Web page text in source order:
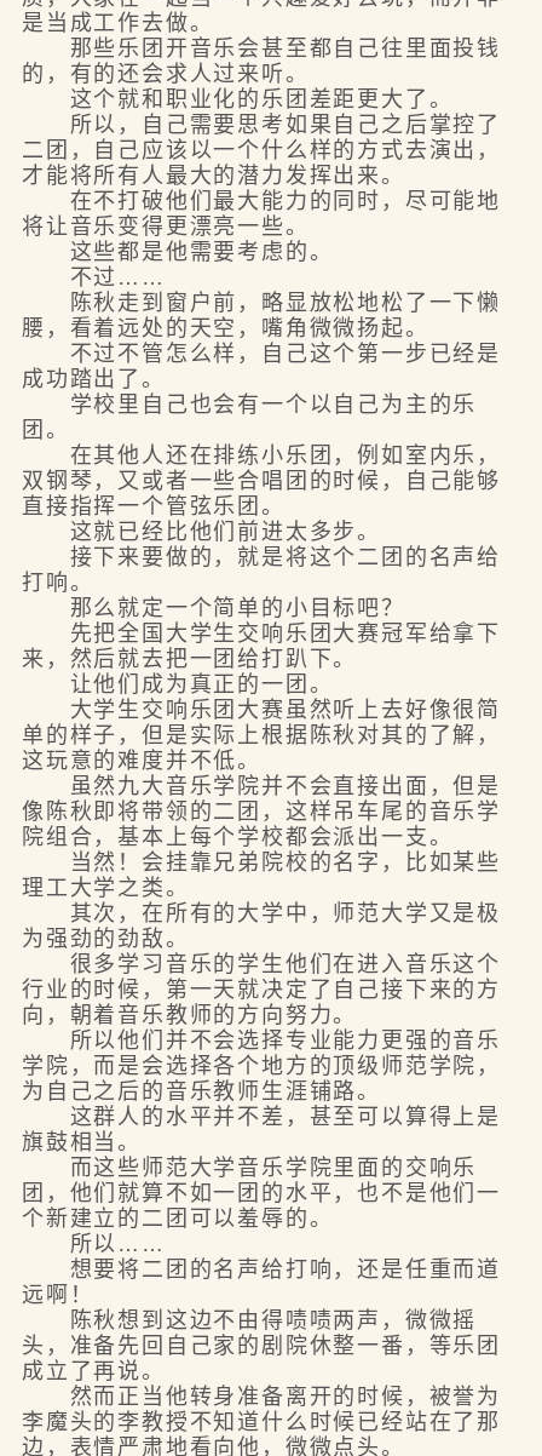
是当成工作去做。
那些乐团开音乐会甚至都自己往里面投钱
的，有的还会求人过来听。
这个就和职业化的乐团差距更大了。
所以，自己需要思考如果自己之后掌控了
二团，自己应该以一个什么样的方式去演出，
才能将所有人最大的潜力发挥出来。
在不打破他们最大能力的同时，尽可能地
将让音乐变得更漂亮一些。
这些都是他需要考虑的。
不过……
陈秋走到窗户前，略显放松地松了一下懒
腰，看着远处的天空，嘴角微微扬起。
不过不管怎么样，自己这个第一步已经是
成功踏出了。
学校里自己也会有一个以自己为主的乐
团。
在其他人还在排练小乐团，例如室内乐，
双钢琴，又或者一些合唱团的时候，自己能够
直接指挥一个管弦乐团。
这就已经比他们前进太多步。
接下来要做的，就是将这个二团的名声给
打响。
那么就定一个简单的小目标吧？
先把全国大学生交响乐团大赛冠军给拿下
来，然后就去把一团给打趴下。
让他们成为真正的一团。
大学生交响乐团大赛虽然听上去好像很简
单的样子，但是实际上根据陈秋对其的了解，
这玩意的难度并不低。
虽然九大音乐学院并不会直接出面，但是
像陈秋即将带领的二团，这样吊车尾的音乐学
院组合，基本上每个学校都会派出一支。
当然！会挂靠兄弟院校的名字，比如某些
理工大学之类。
其次，在所有的大学中，师范大学又是极
为强劲的劲敌。
很多学习音乐的学生他们在进入音乐这个
行业的时候，第一天就决定了自己接下来的方
向，朝着音乐教师的方向努力。
所以他们并不会选择专业能力更强的音乐
学院，而是会选择各个地方的顶级师范学院，
为自己之后的音乐教师生涯铺路。
这群人的水平并不差，甚至可以算得上是
旗鼓相当。
而这些师范大学音乐学院里面的交响乐
团，他们就算不如一团的水平，也不是他们一
个新建立的二团可以羞辱的。
所以……
想要将二团的名声给打响，还是任重而道
远啊！
陈秋想到这边不由得啧啧两声，微微摇
头，准备先回自己家的剧院休整一番，等乐团
成立了再说。
然而正当他转身准备离开的时候，被誉为
李魔头的李教授不知道什么时候已经站在了那
边，表情严肃地看向他，微微点头。